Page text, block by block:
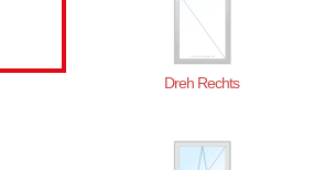
Dreh Rechts